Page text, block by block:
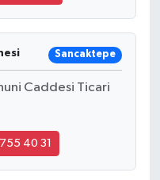
Sancaktepe
Caddesi Ticari
40 31